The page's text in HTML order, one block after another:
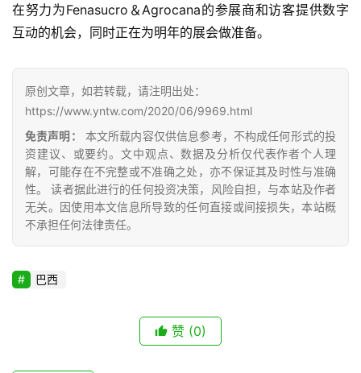
页
糖
网
公
众
号
报
在努力为Fenasucro＆Agrocana的参展商和访客提供数字
互动的机会，同时正在为明年的展会做准备。
原创文章，如若转载，请注明出处：
https://www.yntw.com/2020/06/9969.html
免责声明：
本文所载内容仅供信息参考，不构成任何形式的投
资建议、或要约。文中观点、数据及分析仅代表作者个人理
解，可能存在不完整或不准确之处，亦不保证其及时性与准确
性。 读者据此进行的任何投资决策，风险自担，与本站及作者
无关。因使用本文信息所导致的任何直接或间接损失，本站概
不承担任何法律责任。
巴西
赞 (0)